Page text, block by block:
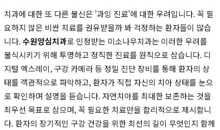
치과에 대한 또 다른 불신은 '과잉 진료'에 대한 우려입니다. 꼭 필
요하지 않은 비싼 치료를 권유받을까 봐 걱정하는 환자들이 많습
니다.수원양심치과로 인정받는 미소나무치과는 이러한 우려를
불식시키기 위해 투명하고 정직한 진료를 원칙으로 삼습니다. 디
지털 엑스레이, 구강 카메라 등 정밀 진단 장비를 통해 환자의 상
태를 객관적으로 파악하고, 환자가 직접 자신의 치아 상태를 눈으
로 확인하며 설명을 듣습니다. 자연치아를 최대한 보존하는 것을
최우선 목표로 삼으며, 꼭 필요한 치료만을 합리적으로 제시합니
다. 환자의 장기적인 구강 건강을 위한 최선의 길이 무엇인지 함께